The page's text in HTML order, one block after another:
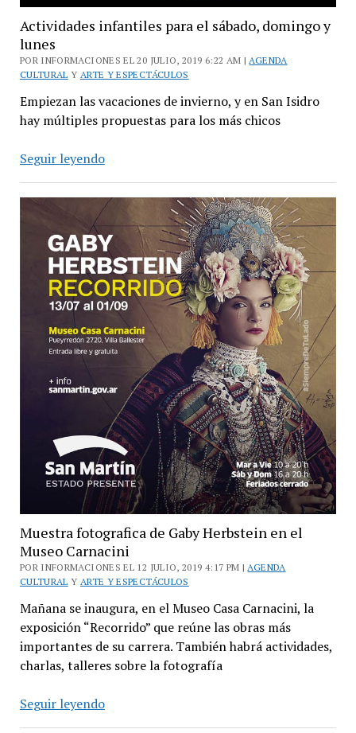
Actividades infantiles para el sábado, domingo y
lunes
POR INFORMACIONES EL 20 JULIO, 2019 6:22 AM |AGENDA
CULTURAL Y ARTE Y ESPECTÁCULOS
Empiezan las vacaciones de invierno, y en San Isidro
hay múltiples propuestas para los más chicos
Seguir leyendoActividades
para
sábado,
domingo
y
lunes
Muestra fotografica de Gaby Herbstein en el
Museo Carnacini
POR INFORMACIONES EL 12 JULIO, 2019 4:17 PM |AGENDA
CULTURAL Y ARTE Y ESPECTÁCULOS
Mañana se inaugura, en el Museo Casa Carnacini, la
exposición “Recorrido” que reúne las obras más
importantes de su carrera. También habrá actividades,
charlas, talleres sobre la fotografía
Seguir leyendoMuestra